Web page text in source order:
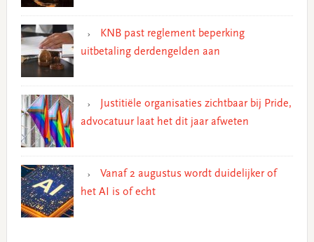
KNB past reglement beperking
uitbetaling derdengelden aan
Justitiële organisaties zichtbaar bij Pride,
advocatuur laat het dit jaar afweten
Vanaf 2 augustus wordt duidelijker of
het AI is of echt